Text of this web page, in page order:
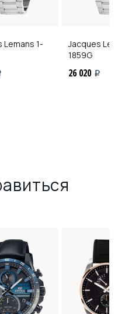
Lemans 1-
Jacques
1859G
26 020 i